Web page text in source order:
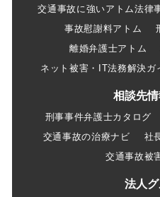
交通事故に強いアトム法律
事故慰謝料アトム
離婚弁護士アトム
ネット被害・IT法務解決ガ
相談先
刑事事件弁護士カタログ
交通事故の治療ナビ
社
交通事故被
法人